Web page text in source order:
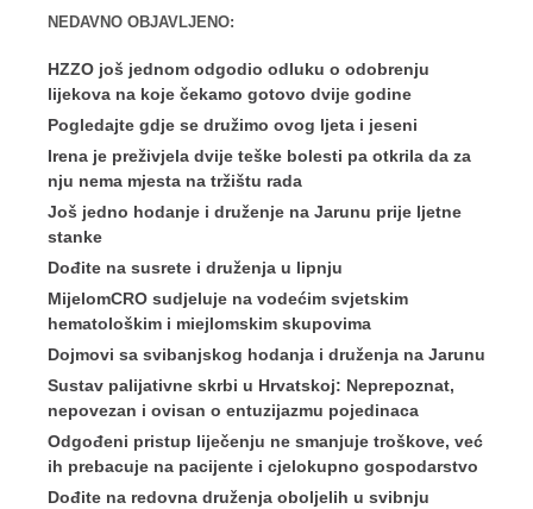
NEDAVNO OBJAVLJENO:
HZZO još jednom odgodio odluku o odobrenju
lijekova na koje čekamo gotovo dvije godine
Pogledajte gdje se družimo ovog ljeta i jeseni
Irena je preživjela dvije teške bolesti pa otkrila da za
nju nema mjesta na tržištu rada
Još jedno hodanje i druženje na Jarunu prije ljetne
stanke
Dođite na susrete i druženja u lipnju
MijelomCRO sudjeluje na vodećim svjetskim
hematološkim i miejlomskim skupovima
Dojmovi sa svibanjskog hodanja i druženja na Jarunu
Sustav palijativne skrbi u Hrvatskoj: Neprepoznat,
nepovezan i ovisan o entuzijazmu pojedinaca
Odgođeni pristup liječenju ne smanjuje troškove, već
ih prebacuje na pacijente i cjelokupno gospodarstvo
Dođite na redovna druženja oboljelih u svibnju